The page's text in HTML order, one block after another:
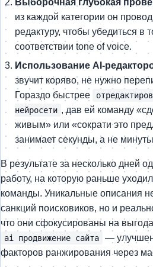
Выборочная глубокая
из каждой категории он
редактуру, чтобы убедиться в
соответствии tone of voice.
Использование AI-
звучит коряво, не нужно
Гораздо быстрее
нейросети , дав ей команду
живым» или «сократи это
занимает секунды, а не
В результате за несколько дней
работу, на которую раньше
команды. Уникальные описания
санкций поисковиков, но и
что они сфокусированы на
ai продвижение сайта
—
факторов ранжирования через